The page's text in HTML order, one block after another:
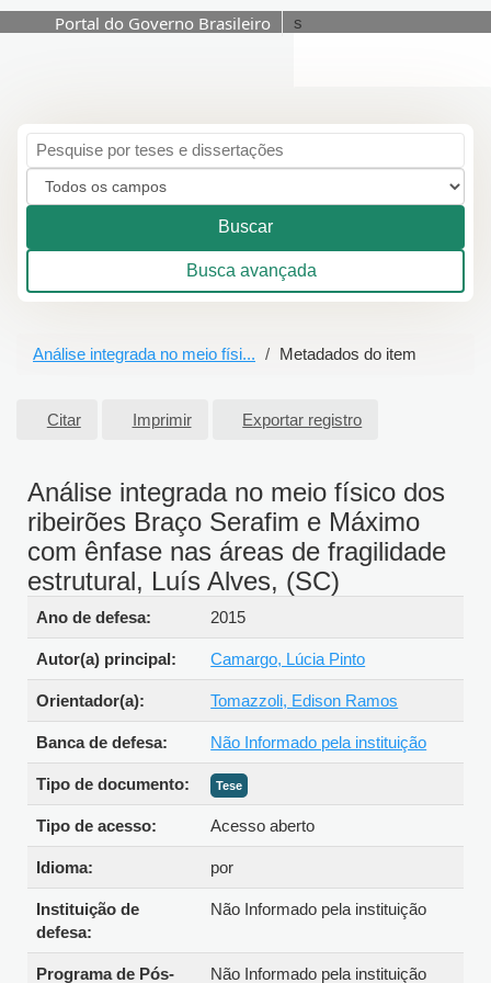
Portal do Governo Brasileiro
s
Buscar
Busca avançada
Análise integrada no meio físi... Metadados do item
Citar Imprimir Exportar registro
Análise integrada no meio físico dos
ribeirões Braço Serafim e Máximo
com ênfase nas áreas de fragilidade
estrutural, Luís Alves, (SC)
Detalhes bibliográficos
Ano de defesa: 2015
Autor(a) principal: Camargo, Lúcia Pinto
Orientador(a): Tomazzoli, Edison Ramos
Banca de defesa: Não Informado pela instituição
Tipo de documento: Tese
Tipo de acesso: Acesso aberto
Idioma: por
Instituição de
defesa:
Não Informado pela instituição
Programa de Pós- Não Informado pela instituição